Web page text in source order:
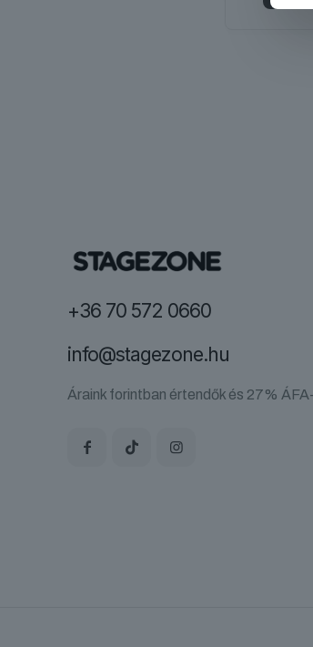
+36 70 572 0660
info@stagezone.hu
Áraink forintban értendők és 27%